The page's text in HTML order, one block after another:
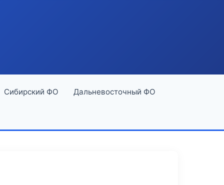
Сибирский ФО Дальневосточный ФО